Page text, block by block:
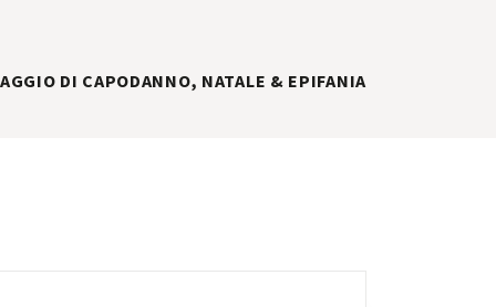
DI CAPODANNO, NATALE & EPIFANIA